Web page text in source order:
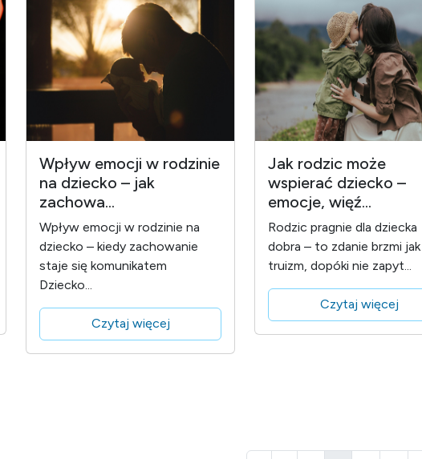
Wpływ emocji w rodzinie
na dziecko – jak
zachowa...
Wpływ emocji w rodzinie na
dziecko – kiedy zachowanie
staje się komunikatem
Dziecko...
Czytaj więcej
Jak rodzic może
wspierać dziecko –
emocje, więź...
Rodzic pragnie dla dziecka
dobra – to zdanie brzmi jak
truizm, dopóki nie zapyt...
Czytaj więcej